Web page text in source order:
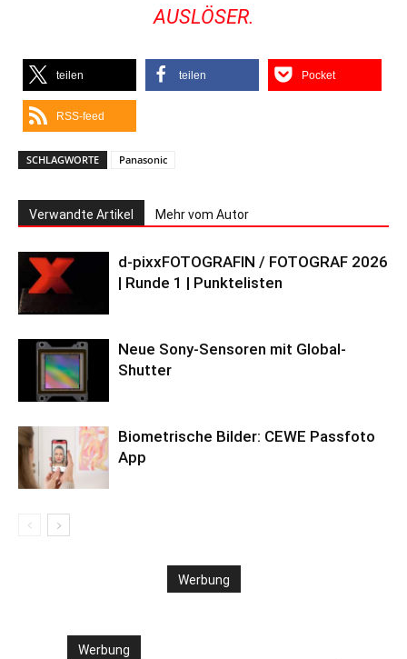
AUSLÖSER.
teilen teilen Pocket
RSS-feed
SCHLAGWORTE Panasonic
Verwandte Artikel Mehr vom Autor
d-pixxFOTOGRAFIN / FOTOGRAF 2026
| Runde 1 | Punktelisten
Neue Sony-Sensoren mit Global-
Shutter
Biometrische Bilder: CEWE Passfoto
App
Werbung
Werbung